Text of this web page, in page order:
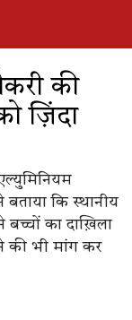
की
ज़िंदा
कि स्थानीय
बच्चों का दाख़िला
की भी मांग कर